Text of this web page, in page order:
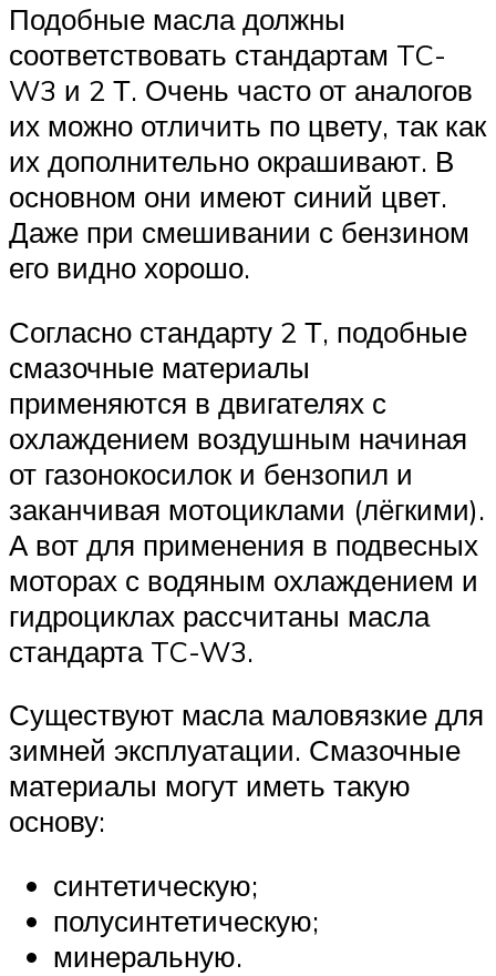
Подобные масла должны
соответствовать стандартам TC-
W3 и 2 Т. Очень часто от аналогов
их можно отличить по цвету, так как
их дополнительно окрашивают. В
основном они имеют синий цвет.
Даже при смешивании с бензином
его видно хорошо.
Согласно стандарту 2 Т, подобные
смазочные материалы
применяются в двигателях с
охлаждением воздушным начиная
от газонокосилок и бензопил и
заканчивая мотоциклами (лёгкими).
А вот для применения в подвесных
моторах с водяным охлаждением и
гидроциклах рассчитаны масла
стандарта TC-W3.
Существуют масла маловязкие для
зимней эксплуатации. Смазочные
материалы могут иметь такую
основу:
синтетическую;
полусинтетическую;
минеральную.